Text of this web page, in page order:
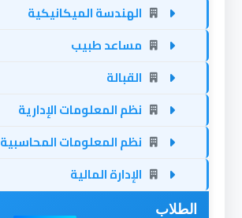
الهندسة الميكانيكية
مساعد طبيب
القبالة
نظم المعلومات الإدارية
نظم المعلومات المحاسبية
الإدارة المالية
الطلاب